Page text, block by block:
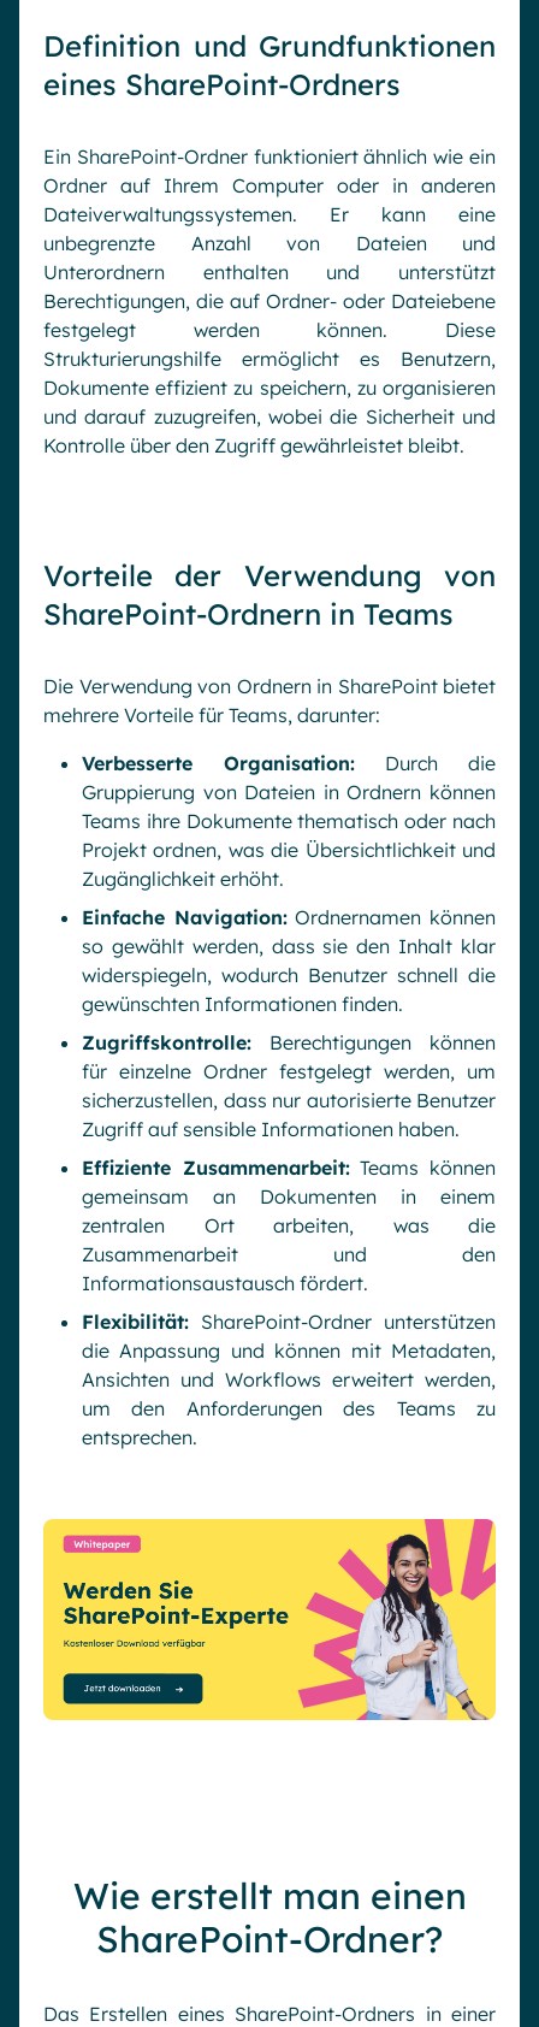
Definition und Grundfunktionen
eines SharePoint-Ordners
Ein SharePoint-Ordner funktioniert ähnlich wie ein
Ordner auf Ihrem Computer oder in anderen
Dateiverwaltungssystemen. Er kann eine
unbegrenzte Anzahl von Dateien und
Unterordnern enthalten und unterstützt
Berechtigungen, die auf Ordner- oder Dateiebene
festgelegt werden können. Diese
Strukturierungshilfe ermöglicht es Benutzern,
Dokumente effizient zu speichern, zu organisieren
und darauf zuzugreifen, wobei die Sicherheit und
Kontrolle über den Zugriff gewährleistet bleibt.
Vorteile der Verwendung von
SharePoint-Ordnern in Teams
Die Verwendung von Ordnern in SharePoint bietet
mehrere Vorteile für Teams, darunter:
Verbesserte Organisation: Durch die
Gruppierung von Dateien in Ordnern können
Teams ihre Dokumente thematisch oder nach
Projekt ordnen, was die Übersichtlichkeit und
Zugänglichkeit erhöht.
Einfache Navigation:Ordnernamen können
so gewählt werden, dass sie den Inhalt klar
widerspiegeln, wodurch Benutzer schnell die
gewünschten Informationen finden.
Zugriffskontrolle: Berechtigungen können
für einzelne Ordner festgelegt werden, um
sicherzustellen, dass nur autorisierte Benutzer
Zugriff auf sensible Informationen haben.
Effiziente Zusammenarbeit:Teams können
gemeinsam an Dokumenten in einem
zentralen Ort arbeiten, was die
Zusammenarbeit und den
Informationsaustausch fördert.
Flexibilität: SharePoint-Ordner unterstützen
die Anpassung und können mit Metadaten,
Ansichten und Workflows erweitert werden,
um den Anforderungen des Teams zu
entsprechen.
Wie erstellt man einen
SharePoint-Ordner?
Das Erstellen eines SharePoint-Ordners in einer